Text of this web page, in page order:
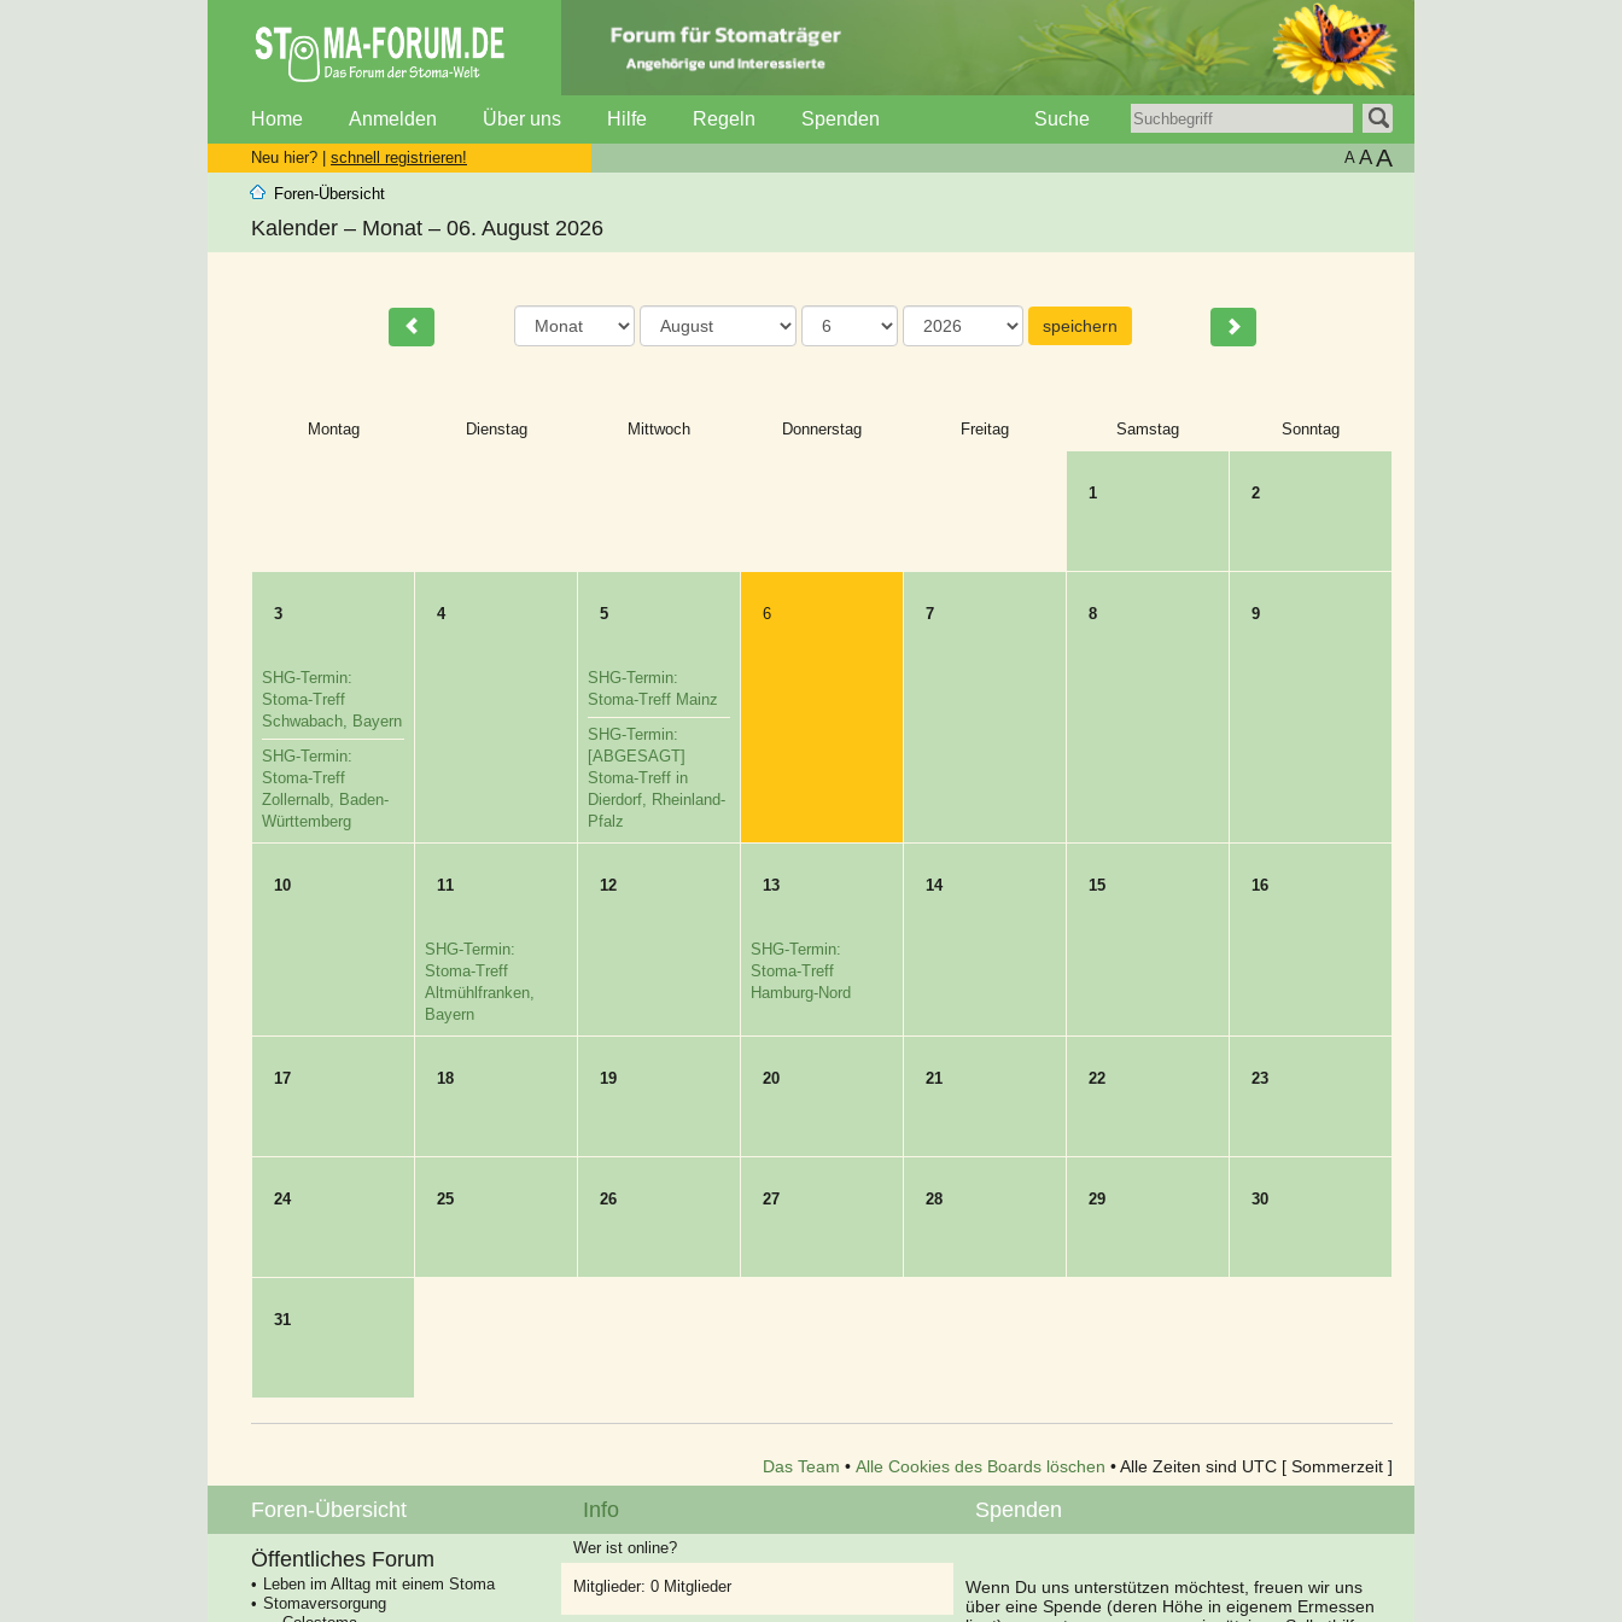
Home Anmelden Über uns Hilfe Regeln Spenden Suche
Neu hier? | schnell registrieren! A AA
Foren-Übersicht
Kalender – Monat – 06. August 2026
Montag Dienstag Mittwoch Donnerstag Freitag Samstag Sonntag
1 2
3
SHG-Termin:
Stoma-Treff
Schwabach, Bayern
SHG-Termin:
Stoma-Treff
Zollernalb, Baden-
Württemberg
4 5
SHG-Termin:
Stoma-Treff Mainz
SHG-Termin:
[ABGESAGT]
Stoma-Treff in
Dierdorf, Rheinland-
Pfalz
6 7 8 9
10 11
SHG-Termin:
Stoma-Treff
Altmühlfranken,
Bayern
12 13
SHG-Termin:
Stoma-Treff
Hamburg-Nord
14 15 16
17 18 19 20 21 22 23
24 25 26 27 28 29 30
31
Das Team • Alle Cookies des Boards löschen • Alle Zeiten sind UTC [ Sommerzeit ]
Foren-Übersicht
Öffentliches Forum
Leben im Alltag mit einem Stoma
Stomaversorgung
Info
Wer ist online?
Mitglieder: 0 Mitglieder
Spenden
Wenn Du uns unterstützen möchtest, freuen wir uns
über eine Spende (deren Höhe in eigenem Ermessen